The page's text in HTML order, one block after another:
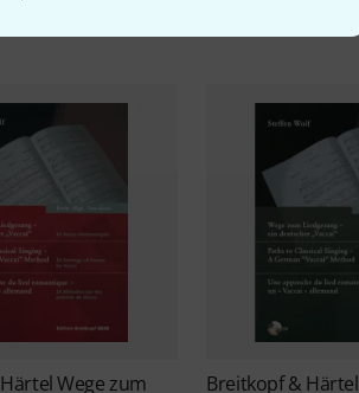
Wege zum
Breitkopf & Härtel